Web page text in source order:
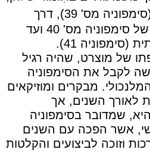
מס' 39), דרך
אופייה הטראגי והאפל של סימפוניה מס' 40 ועד
(סימפוניה 41).
של מוצרט, שהיה רגיל
לקבל את הסימפוניה
מבקרים ומוזיקאים
לאורך השנים, אך
שמדובר בסימפוניה
אשר הפכה עם השנים
וזוכה לביצועים והקלטות